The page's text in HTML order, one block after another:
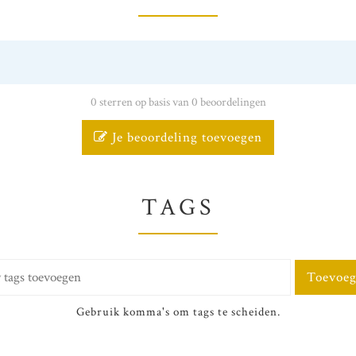
0 sterren op basis van 0 beoordelingen
Je beoordeling toevoegen
TAGS
Gebruik komma's om tags te scheiden.